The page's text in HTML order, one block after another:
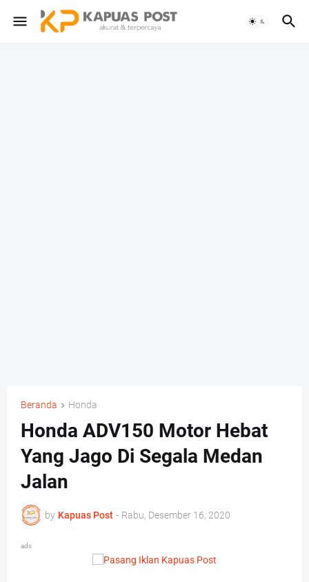
Beranda Honda
Honda ADV150 Motor Hebat
Yang Jago Di Segala Medan
Jalan
by Kapuas Post - Rabu, Desember 16, 2020
ads